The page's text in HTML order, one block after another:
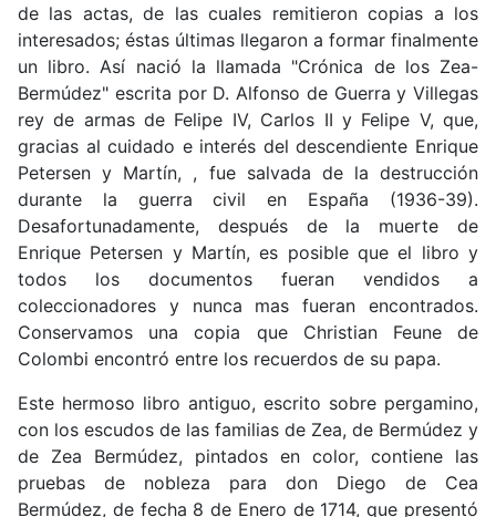
de las actas, de las cuales remitieron copias a los
interesados; éstas últimas llegaron a formar finalmente
un libro. Así nació la llamada "Crónica de los Zea-
Bermúdez" escrita por D. Alfonso de Guerra y Villegas
rey de armas de Felipe IV, Carlos II y Felipe V, que,
gracias al cuidado e interés del descendiente Enrique
Petersen y Martín, , fue salvada de la destrucción
durante la guerra civil en España (1936-39).
Desafortunadamente, después de la muerte de
Enrique Petersen y Martín, es posible que el libro y
todos los documentos fueran vendidos a
coleccionadores y nunca mas fueran encontrados.
Conservamos una copia que Christian Feune de
Colombi encontró entre los recuerdos de su papa.
Este hermoso libro antiguo, escrito sobre pergamino,
con los escudos de las familias de Zea, de Bermúdez y
de Zea Bermúdez, pintados en color, contiene las
pruebas de nobleza para don Diego de Cea
Bermúdez, de fecha 8 de Enero de 1714, que presentó